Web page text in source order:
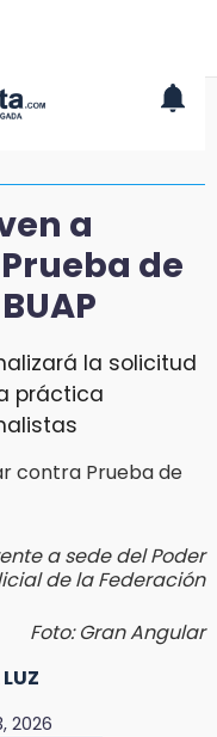
a
de
la solicitud
práctica
a sede del Poder
de la Federación
Foto: Gran Angular
2026